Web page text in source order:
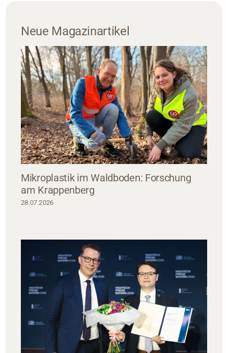
Neue Magazinartikel
Mikroplastik im Waldboden: Forschung
am Krappenberg
28.07.2026